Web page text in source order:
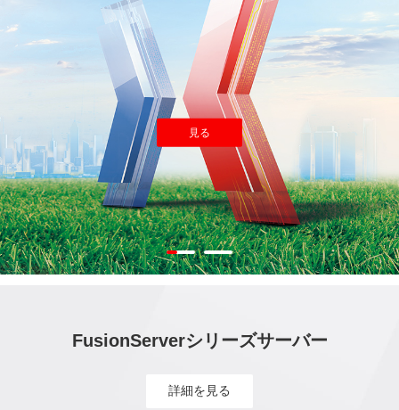
見る
見る
見る
見る
FusionServerシリーズサーバー
詳細を見る